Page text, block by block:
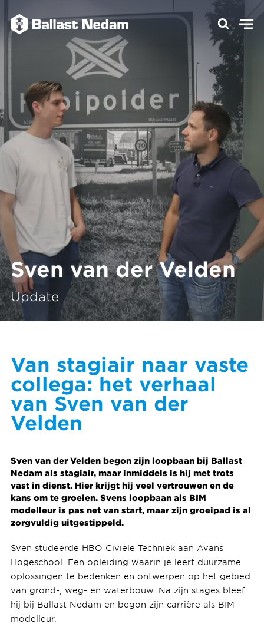
Sven van der Velden
Update
Van stagiair naar vaste
collega: het verhaal
van Sven van der
Velden
Sven van der Velden begon zijn loopbaan bij Ballast
Nedam als stagiair, maar inmiddels is hij met trots
vast in dienst. Hier krijgt hij veel vertrouwen en de
kans om te groeien. Svens loopbaan als BIM
modelleuris pas net van start, maar zijn groeipad is al
zorgvuldig uitgestippeld.
Sven studeerde HBO Civiele Techniek aan Avans
Hogeschool. Een opleiding waarin je leert duurzame
oplossingen te bedenken en ontwerpen op het gebied
van grond-, weg- en waterbouw. Na zijn stages bleef
hij bij Ballast Nedam en begon zijn carrière als BIM
modelleur.